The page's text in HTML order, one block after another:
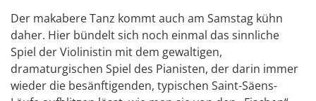
Der makabere Tanz kommt auch am Samstag kühn
daher. Hier bündelt sich noch einmal das sinnliche
Spiel der Violinistin mit dem gewaltigen,
dramaturgischen Spiel des Pianisten, der darin immer
wieder die besänftigenden, typischen Saint-Säens-